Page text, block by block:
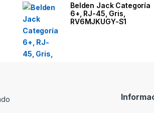
Belden Jack Categoría
6+, RJ-45, Gris,
RV6MJKUGY-S1